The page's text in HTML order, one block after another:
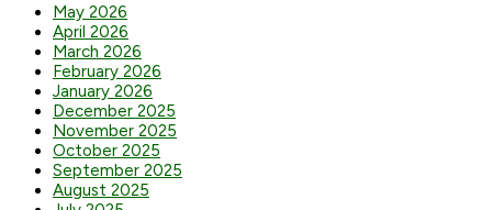
May 2026
April 2026
March 2026
February 2026
January 2026
December 2025
November 2025
October 2025
September 2025
August 2025